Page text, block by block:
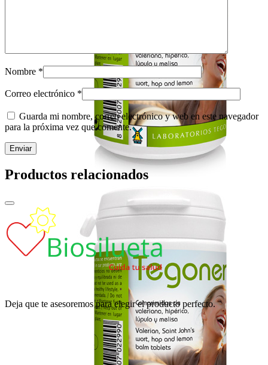
Nombre *
Correo electrónico *
Guarda mi nombre, correo electrónico y web en este navegador
para la próxima vez que comente.
Productos relacionados
Deja que te asesoremos para elegir el producto perfecto.